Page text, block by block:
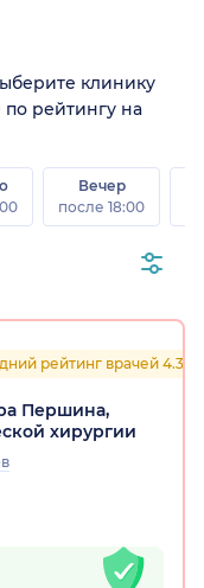
клинику
рейтингу на
Вечер
после 18:00
рейтинг врачей 4.3
Першина,
хирургии